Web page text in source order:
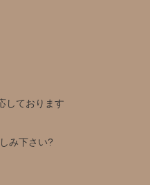
しております
み下さい?